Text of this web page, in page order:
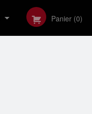
Panier (0)